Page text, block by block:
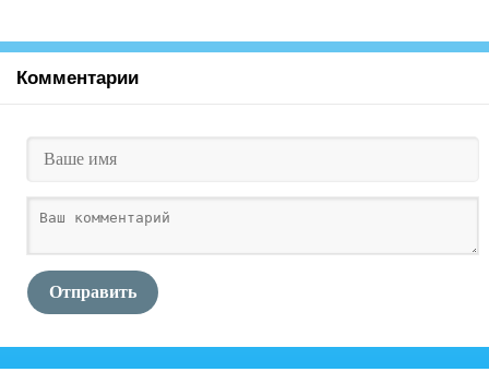
Комментарии
Отправить